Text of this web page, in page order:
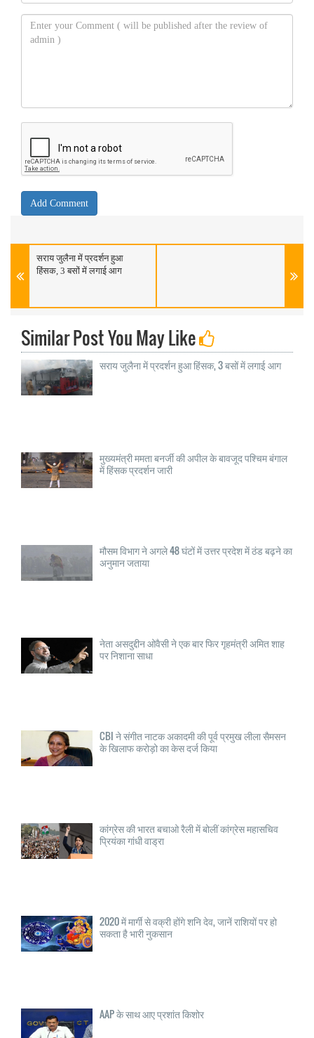
सराय जुलैना में प्रदर्शन हुआ
हिंसक, 3 बसों में लगाई आग
Similar Post You May Like
सराय जुलैना में प्रदर्शन हुआ हिंसक, 3 बसों में लगाई आग
मुख्यमंत्री ममता बनर्जी की अपील के बावजूद पश्चिम बंगाल
में हिंसक प्रदर्शन जारी
मौसम विभाग ने अगले 48 घंटों में उत्तर प्रदेश में ठंड बढ़ने का
अनुमान जताया
नेता असदुद्दीन ओवैसी ने एक बार फिर गृहमंत्री अमित शाह
पर निशाना साधा
CBI ने संगीत नाटक अकादमी की पूर्व प्रमुख लीला सैमसन
के खिलाफ करोड़ो का केस दर्ज किया
कांग्रेस की भारत बचाओ रैली में बोलीं कांग्रेस महासचिव
प्रियंका गांधी वाड्रा
2020 में मार्गी से वक्री होंगे शनि देव, जानें राशियों पर हो
सकता है भारी नुकसान
AAP के साथ आए प्रशांत किशोर